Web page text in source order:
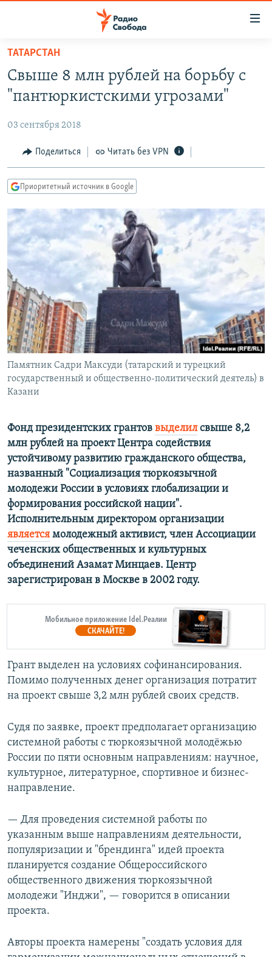
упрощенного
доступа
Вернуться
основному
Вернутся
главной
навигации
Вернутся
поиску
ПОДКАСТЫ
АВТОРСКИЕ ПРОЕКТЫ
ЦИТАТЫ СВОБОДЫ
МНЕНИЯ
IDEL.РЕАЛИИ
КАВКАЗ.РЕАЛИИ
СЕВЕР.РЕАЛИИ
СИБИРЬ.РЕАЛИИ
РАСПИСАНИЕ ВЕЩАНИЯ
ПОДПИШИТЕСЬ НА РАССЫЛКУ
СОЦИАЛЬНЫЕ СЕТИ
ТАТАРСТАН
Свыше 8 млн рублей на борьбу с
"пантюркистскими угрозами"
03 сентября 2018
Поделиться Читать без VPN
Приоритетный источник в Google
Памятник Садри Максуди (татарский и турецкий
государственный и общественно-политический деятель) в
Казани
Фонд президентских грантов выделилсвыше 8,2
млн рублей на проект Центра содействия
устойчивому развитию гражданского общества,
названный "Социализация тюркоязычной
молодежи России в условиях глобализации и
формирования российской нации".
Исполнительным директором организации
является молодежный активист, член Ассоциации
чеченских общественных и культурных
объединений​ Азамат Минцаев. Центр
зарегистрирован в Москве в 2002 году.
Мобильное приложение Idel.Реалии
СКАЧАЙТЕ!
Грант выделен на условиях софинансирования.
Помимо полученных денег организация потратит
на проект свыше 3,2 млн рублей своих средств.
Судя по заявке, проект предполагает организацию
системной работы с тюркоязычной молодёжью
России по пяти основным направлениям: научное,
культурное, литературное, спортивное и бизнес-
направление.
— Для проведения системной работы по
указанным выше направлениям деятельности,
популяризации и "брендинга" идей проекта
планируется создание Общероссийского
общественного движения тюркоязычной
молодежи "Инджи", — говорится в описании
проекта.
Авторы проекта намерены "создать условия для